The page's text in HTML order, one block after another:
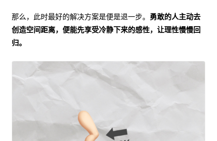
那么，此时最好的解决方案是便是退一步。 勇敢的人主动去
创造空间距离，便能先享受冷静下来的感性，让理性慢慢回
归。